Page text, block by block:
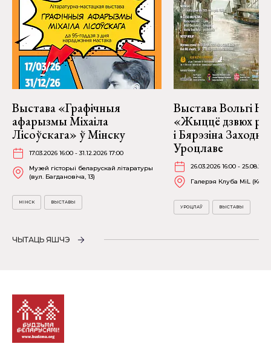
Выстава «Графічныя
афарызмы Міхаіла
Лісоўскага» ў Мінску
17.03.2026 16:00 - 31.12.2026 17:00
Музей гісторыі беларускай літаратуры
(вул. Багдановіча, 13)
МІНСК ВЫСТАВЫ
Выстава Вольгі
«Жыццё дзвюх
і Бярэзіна
Уроцлаве
26.03.2026 16:00 -
Галерэя Клуба MiL
УРОЦЛАЎ ВЫСТАВЫ
ЧЫТАЦЬ ЯШЧЭ